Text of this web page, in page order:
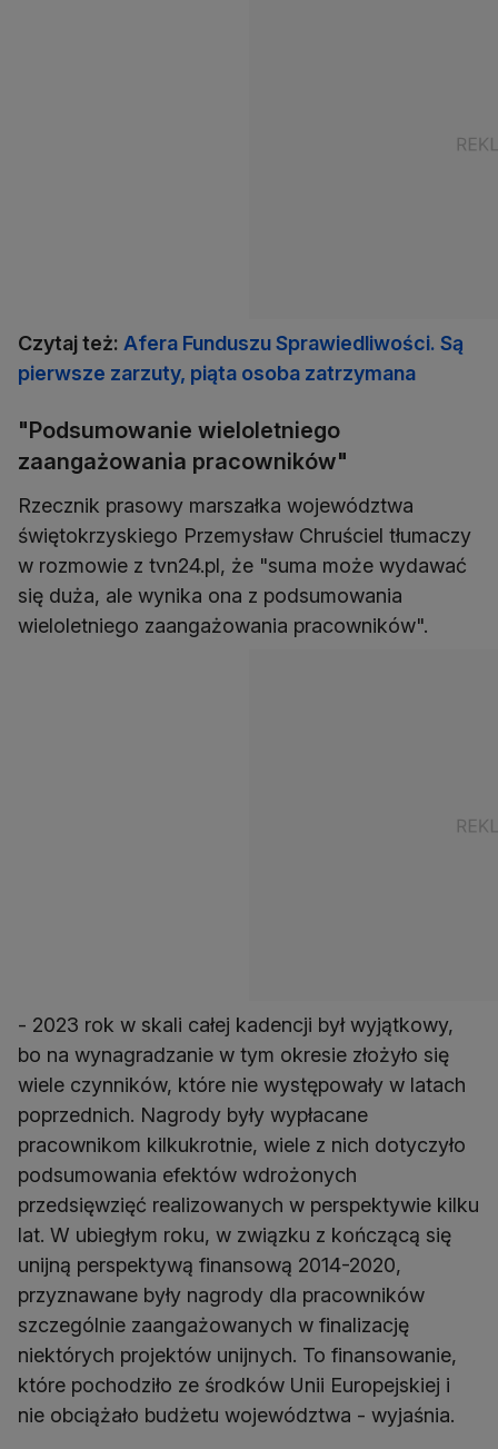
Czytaj też: Afera Funduszu Sprawiedliwości. Są
pierwsze zarzuty, piąta osoba zatrzymana
"Podsumowanie wieloletniego
zaangażowania pracowników"
Rzecznik prasowy marszałka województwa
świętokrzyskiego Przemysław Chruściel tłumaczy
w rozmowie z tvn24.pl, że "suma może wydawać
się duża, ale wynika ona z podsumowania
wieloletniego zaangażowania pracowników".
- 2023 rok w skali całej kadencji był wyjątkowy,
bo na wynagradzanie w tym okresie złożyło się
wiele czynników, które nie występowały w latach
poprzednich. Nagrody były wypłacane
pracownikom kilkukrotnie, wiele z nich dotyczyło
podsumowania efektów wdrożonych
przedsięwzięć realizowanych w perspektywie kilku
lat. W ubiegłym roku, w związku z kończącą się
unijną perspektywą finansową 2014-2020,
przyznawane były nagrody dla pracowników
szczególnie zaangażowanych w finalizację
niektórych projektów unijnych. To finansowanie,
które pochodziło ze środków Unii Europejskiej i
nie obciążało budżetu województwa - wyjaśnia.